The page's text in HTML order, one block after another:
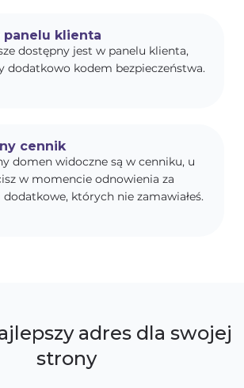
klienta
dostępny jest w panelu klienta,
dodatkowo kodem bezpieczeństwa.
cennik
domen widoczne są w cenniku, u
w momencie odnowienia za
dodatkowe, których nie zamawiałeś.
adres dla swojej
strony